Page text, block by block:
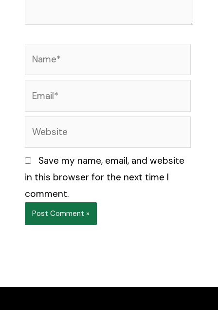
Save my name, email, and website
in this browser for the next time I
comment.